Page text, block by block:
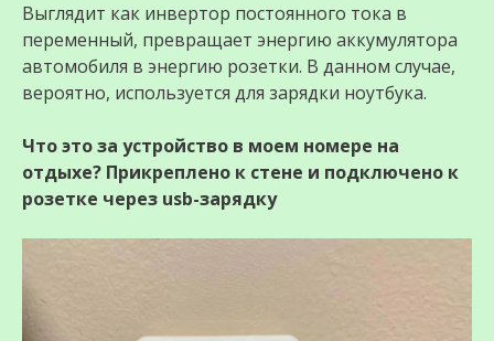
Выглядит как инвертор постоянного тока в
переменный, превращает энергию аккумулятора
автомобиля в энергию розетки. В данном случае,
вероятно, используется для зарядки ноутбука.
Что это за устройство в моем номере на
отдыхе? Прикреплено к стене и подключено к
розетке через usb-зарядку